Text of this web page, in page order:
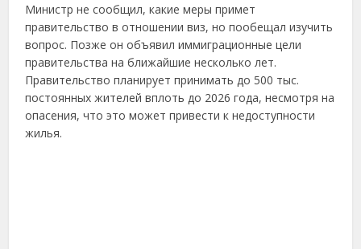
Министр не сообщил, какие меры примет
правительство в отношении виз, но пообещал изучить
вопрос. Позже он объявил иммиграционные цели
правительства на ближайшие несколько лет.
Правительство планирует принимать до 500 тыс.
постоянных жителей вплоть до 2026 года, несмотря на
опасения, что это может привести к недоступности
жилья.